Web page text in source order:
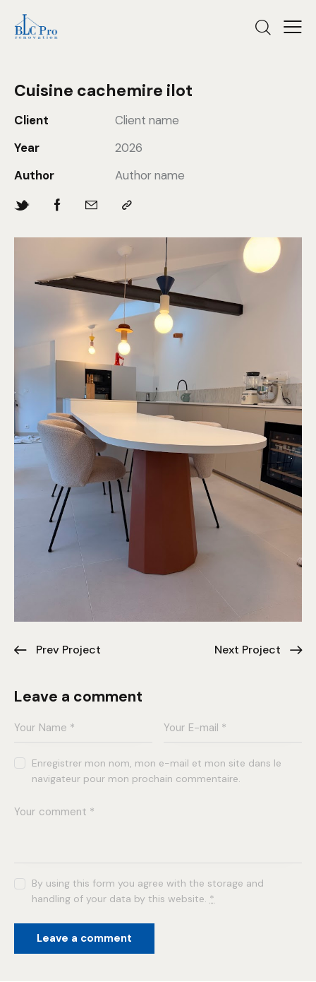
Cuisine cachemire ilot
Client
Client name
Year
2026
Author
Author name
Prev Project Next Project
Leave a comment
Enregistrer mon nom, mon e-mail et mon site dans le
navigateur pour mon prochain commentaire.
By using this form you agree with the storage and
handling of your data by this website. *